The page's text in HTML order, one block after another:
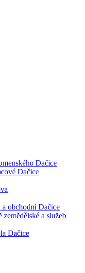
Dačice
Dačice
a obchodní Dačice
zemědělské a služeb
Dačice